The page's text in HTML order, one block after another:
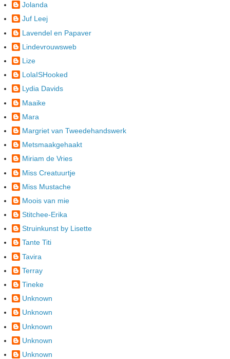
Jolanda
Juf Leej
Lavendel en Papaver
Lindevrouwsweb
Lize
LolaISHooked
Lydia Davids
Maaike
Mara
Margriet van Tweedehandswerk
Metsmaakgehaakt
Miriam de Vries
Miss Creatuurtje
Miss Mustache
Moois van mie
Stitchee-Erika
Struinkunst by Lisette
Tante Titi
Tavira
Terray
Tineke
Unknown
Unknown
Unknown
Unknown
Unknown